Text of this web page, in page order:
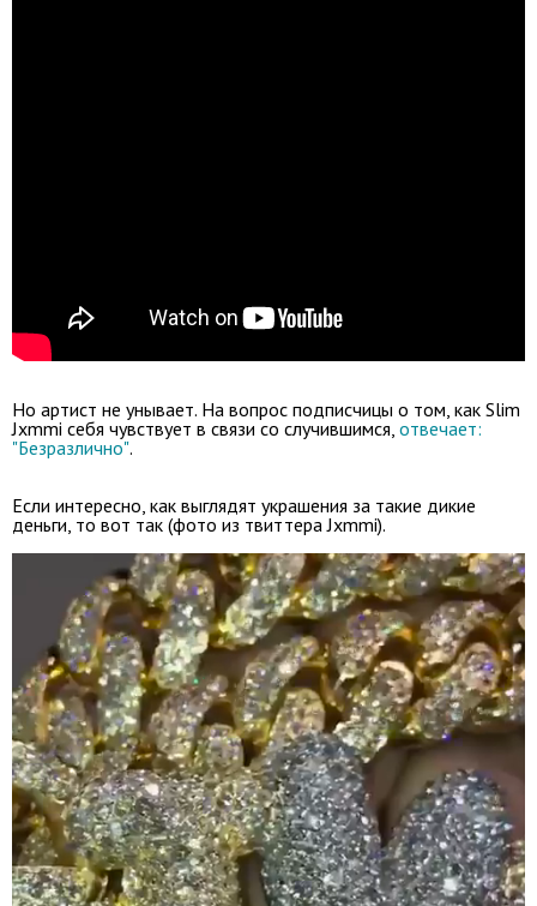
Но артист не унывает. На вопрос подписчицы о том, как Slim
Jxmmi себя чувствует в связи со случившимся, отвечает:
"Безразлично".
Если интересно, как выглядят украшения за такие дикие
деньги, то вот так (фото из твиттера Jxmmi).